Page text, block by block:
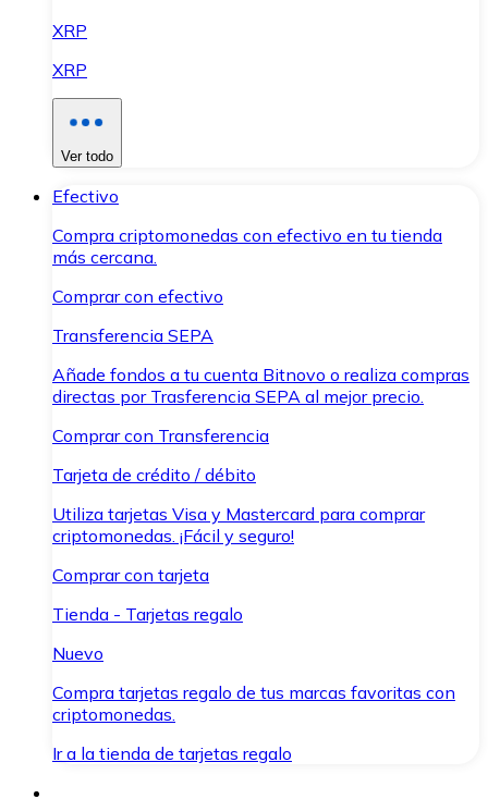
XRP
XRP
Ver todo
Efectivo
Compra criptomonedas con efectivo en tu tienda
más cercana.
Comprar con efectivo
Transferencia SEPA
Añade fondos a tu cuenta Bitnovo o realiza compras
directas por Trasferencia SEPA al mejor precio.
Comprar con Transferencia
Tarjeta de crédito / débito
Utiliza tarjetas Visa y Mastercard para comprar
criptomonedas. ¡Fácil y seguro!
Comprar con tarjeta
Tienda - Tarjetas regalo
Nuevo
Compra tarjetas regalo de tus marcas favoritas con
criptomonedas.
Ir a la tienda de tarjetas regalo